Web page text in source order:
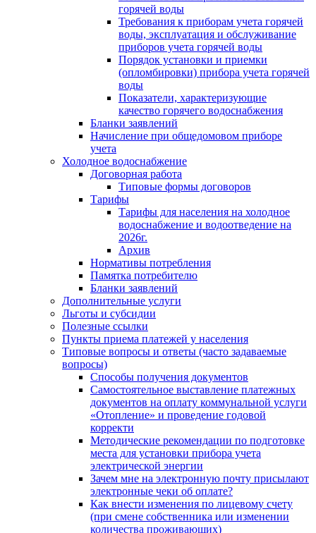
горячей воды
Требования к приборам учета горячей
воды, эксплуатация и обслуживание
приборов учета горячей воды
Порядок установки и приемки
(опломбировки) прибора учета горячей
воды
Показатели, характеризующие
качество горячего водоснабжения
Бланки заявлений
Начисление при общедомовом приборе
учета
Холодное водоснабжение
Договорная работа
Типовые формы договоров
Тарифы
Тарифы для населения на холодное
водоснабжение и водоотведение на
2026г.
Архив
Нормативы потребления
Памятка потребителю
Бланки заявлений
Дополнительные услуги
Льготы и субсидии
Полезные ссылки
Пункты приема платежей у населения
Типовые вопросы и ответы (часто задаваемые
вопросы)
Способы получения документов
Самостоятельное выставление платежных
документов на оплату коммунальной услуги
«Отопление» и проведение годовой
корректи
Методические рекомендации по подготовке
места для установки прибора учета
электрической энергии
Зачем мне на электронную почту присылают
электронные чеки об оплате?
Как внести изменения по лицевому счету
(при смене собственника или изменении
количества проживающих)